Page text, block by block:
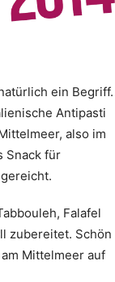
ein Begriff.
Antipasti
also im
Snack für
Falafel
zubereitet. Schön
Mittelmeer auf